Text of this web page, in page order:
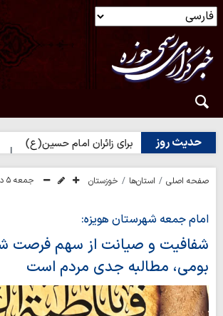
حدیث روز
زهرا(س) برای زائران امام حسین(ع) حدیث
صفحه اصلی استان‌ها خوزستان جمعه ۵ دی ۱۴۰۴ - ۱۷:۲۷
امام جمعه شهرستان هویزه:
شفافیت و صیانت از سهم فرصت
بومی، مطالبه جدی مردم است